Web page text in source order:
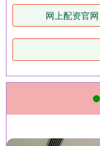
网上配资官网